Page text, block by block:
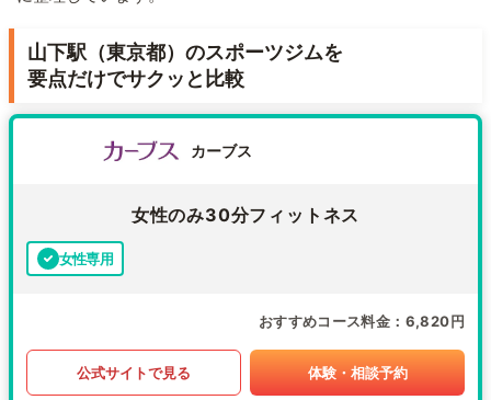
山下駅（東京都）のスポーツジムを
要点だけでサクッと比較
カーブス
女性のみ30分フィットネス
女性専用
おすすめコース料金 6,820円
公式サイトで見る 体験・相談予約